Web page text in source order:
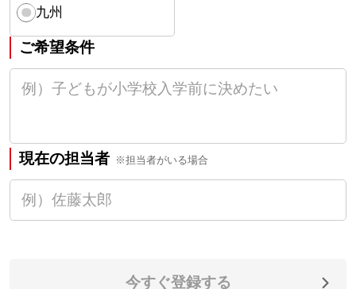
九州
ご希望条件
現在の担当者 ※担当者がいる場合
今すぐ登録する